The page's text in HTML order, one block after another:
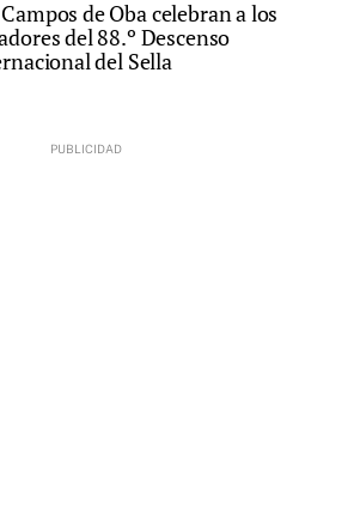
de Oba celebran a los
del 88.º Descenso
del Sella